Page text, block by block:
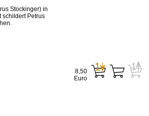
Stockinger) in
schildert Petrus
8,50
Euro